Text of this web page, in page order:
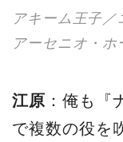
アキーム王子
アーセニオ・ホ
江原 ：俺も『
で複数の役を